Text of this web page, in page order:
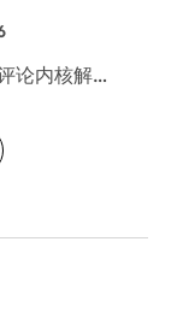
论内核解…